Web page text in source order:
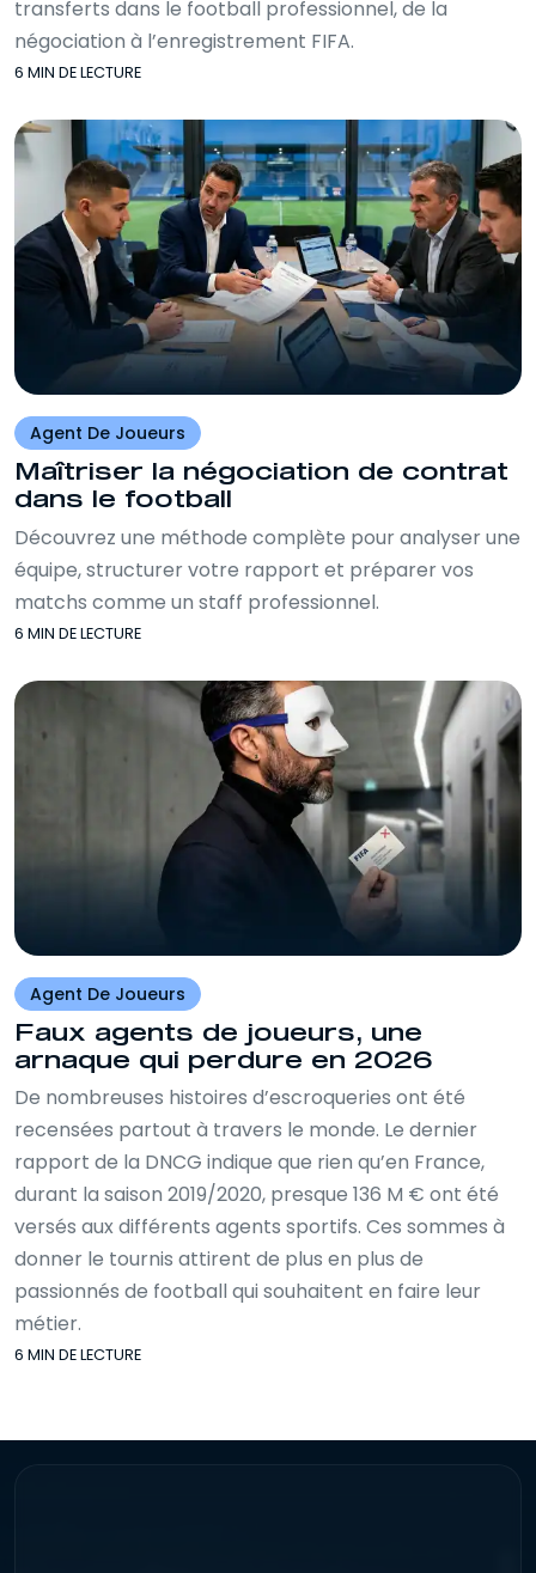
transferts dans le football professionnel, de la
négociation à l’enregistrement FIFA.
6 MIN DE LECTURE
Agent De Joueurs
Maîtriser la négociation de contrat
dans le football
Découvrez une méthode complète pour analyser une
équipe, structurer votre rapport et préparer vos
matchs comme un staff professionnel.
6 MIN DE LECTURE
Agent De Joueurs
Faux agents de joueurs, une
arnaque qui perdure en 2026
De nombreuses histoires d’escroqueries ont été
recensées partout à travers le monde. Le dernier
rapport de la DNCG indique que rien qu’en France,
durant la saison 2019/2020, presque 136 M € ont été
versés aux différents agents sportifs. Ces sommes à
donner le tournis attirent de plus en plus de
passionnés de football qui souhaitent en faire leur
métier.
6 MIN DE LECTURE